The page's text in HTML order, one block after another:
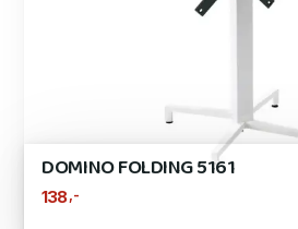
DOMINO FOLDING 5161
138,-